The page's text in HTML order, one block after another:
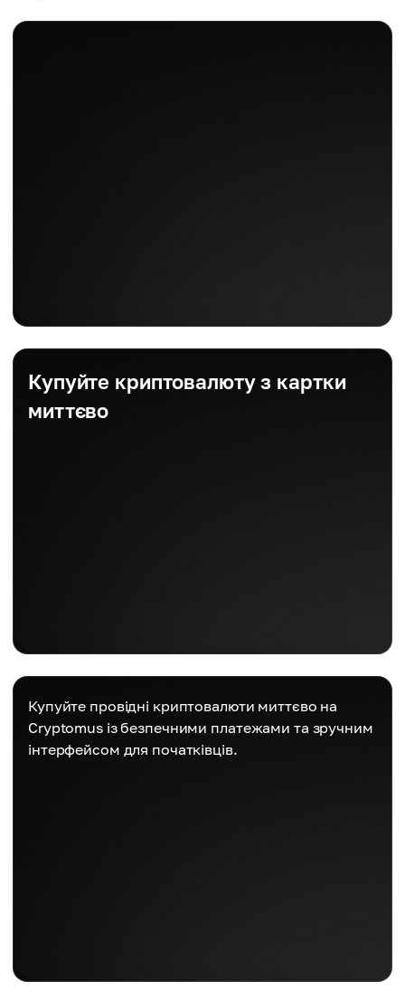
Купуйте криптовалюту з картки
миттєво
Купуйте провідні криптовалюти миттєво на
Cryptomus із безпечними платежами та зручним
інтерфейсом для початківців.